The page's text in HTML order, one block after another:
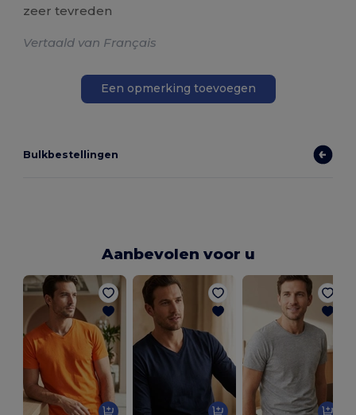
zeer tevreden
Vertaald van Français
Een opmerking toevoegen
Bulkbestellingen
Aanbevolen voor u